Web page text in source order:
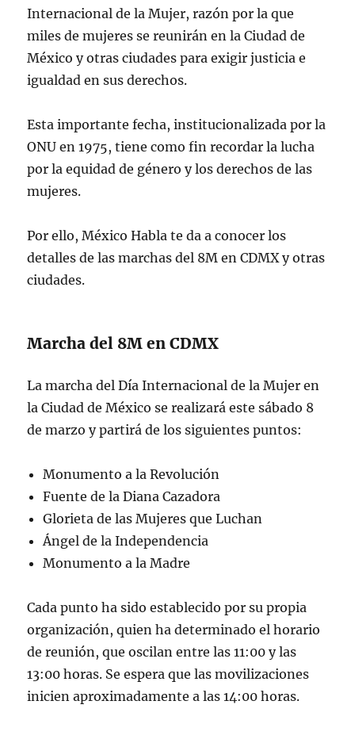
Internacional de la Mujer, razón por la que
miles de mujeres se reunirán en la Ciudad de
México y otras ciudades para exigir justicia e
igualdad en sus derechos.
Esta importante fecha, institucionalizada por la
ONU en 1975, tiene como fin recordar la lucha
por la equidad de género y los derechos de las
mujeres.
Por ello, México Habla te da a conocer los
detalles de las marchas del 8M en CDMX y otras
ciudades.
Marcha del 8M en CDMX
La marcha del Día Internacional de la Mujer en
la Ciudad de México se realizará este sábado 8
de marzo y partirá de los siguientes puntos:
Monumento a la Revolución
Fuente de la Diana Cazadora
Glorieta de las Mujeres que Luchan
Ángel de la Independencia
Monumento a la Madre
Cada punto ha sido establecido por su propia
organización, quien ha determinado el horario
de reunión, que oscilan entre las 11:00 y las
13:00 horas. Se espera que las movilizaciones
inicien aproximadamente a las 14:00 horas.